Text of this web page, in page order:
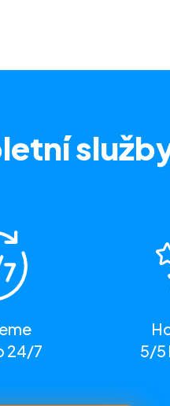
24/7
5/5